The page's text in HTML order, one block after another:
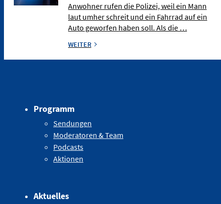
Anwohner rufen die Polizei, weil ein Mann
laut umher schreit und ein Fahrrad auf ein
Auto geworfen haben soll. Als die …
WEITER
Programm
Sendungen
Moderatoren & Team
Podcasts
Aktionen
Aktuelles